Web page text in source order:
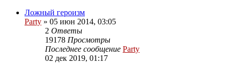
Ложный героизм
Party » 05 июн 2014, 03:05
2 Ответы
19178 Просмотры
Последнее сообщение Party
02 дек 2019, 01:17